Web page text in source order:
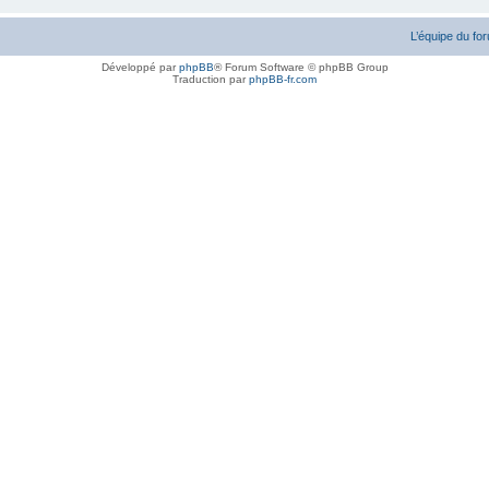
L’équipe du
Développé parphpBB® Forum Software © phpBB Group
Traduction parphpBB-fr.com